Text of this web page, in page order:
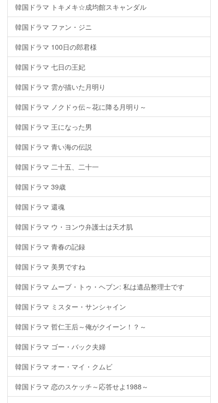
韓国ドラマ トキメキ☆成均館スキャンダル
韓国ドラマ ファン・ジニ
韓国ドラマ 100日の郎君様
韓国ドラマ 七日の王妃
韓国ドラマ 雲が描いた月明り
韓国ドラマ ノクドゥ伝～花に降る月明り～
韓国ドラマ 王になった男
韓国ドラマ 青い海の伝説
韓国ドラマ 二十五、二十一
韓国ドラマ 39歳
韓国ドラマ 還魂
韓国ドラマ ウ・ヨンウ弁護士は天才肌
韓国ドラマ 青春の記録
韓国ドラマ 美男ですね
韓国ドラマ ムーブ・トゥ・ヘブン: 私は遺品整理士です
韓国ドラマ ミスター・サンシャイン
韓国ドラマ 哲仁王后～俺がクイーン！？～
韓国ドラマ ゴー・バック夫婦
韓国ドラマ オー・マイ・クムビ
韓国ドラマ 恋のスケッチ～応答せよ1988～